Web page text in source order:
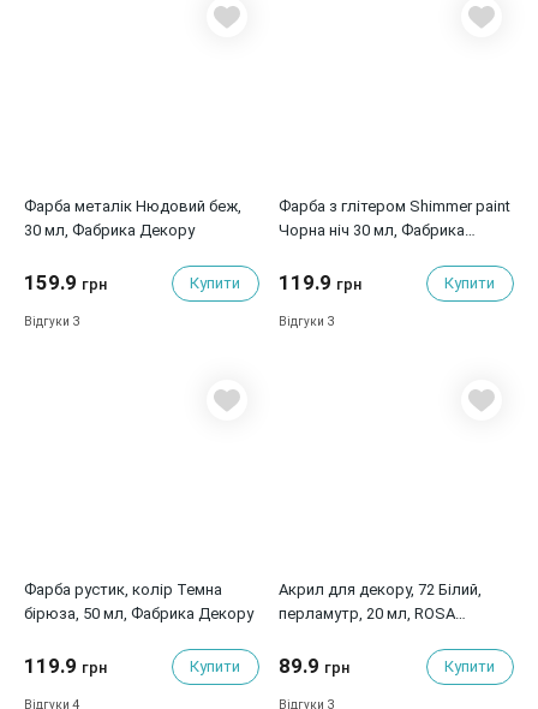
Фарба металік Нюдовий беж,
30 мл, Фабрика Декору
159.9 грн Купити
Відгуки 3
Фарба з глітером Shimmer paint
Чорна ніч 30 мл, Фабрика
119.9 грн Купити
Відгуки 3
Фарба рустик, колір Темна
бірюза, 50 мл, Фабрика Декору
119.9 грн Купити
Відгуки 4
Акрил для декору, 72 Білий,
перламутр, 20 мл, ROSA
89.9 грн Купити
Відгуки 3